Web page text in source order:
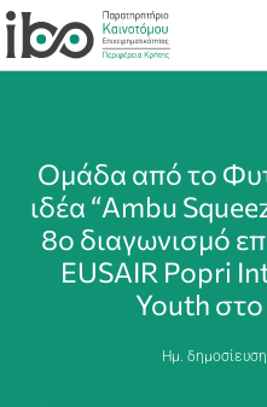
Ομάδα από το
ιδέα “Ambu
8ο διαγωνισμό
EUSAIR Popri
Youth
Ημ.